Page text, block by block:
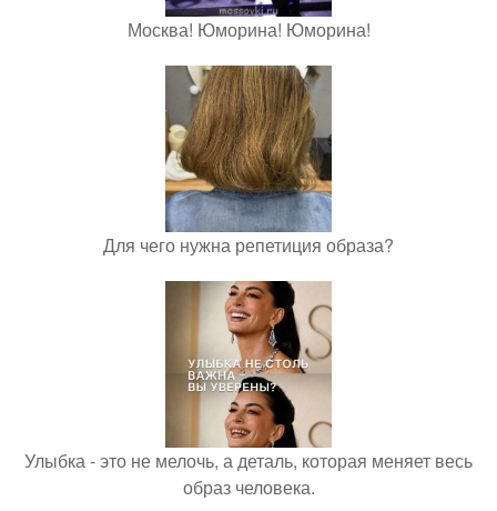
Москва! Юморина! Юморина!
Для чего нужна репетиция образа?
Улыбка - это не мелочь, а деталь, которая меняет весь
образ человека.